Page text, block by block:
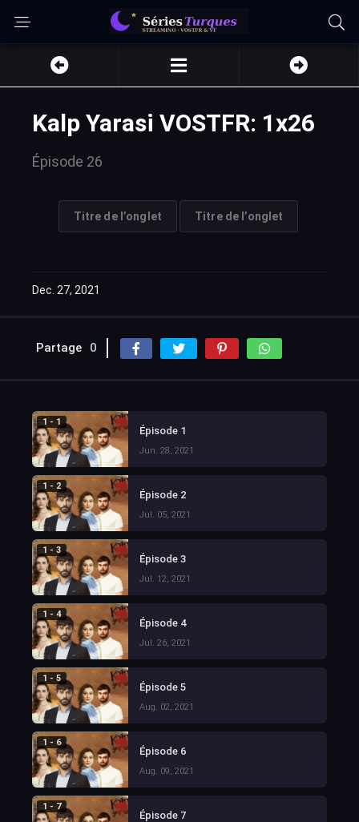
Kalp Yarasi VOSTFR: 1x26
Épisode 26
Titre de l’onglet Titre de l’onglet
Dec. 27, 2021
Partage 0
1 - 1
Épisode 1
Jun. 28, 2021
1 - 2
Épisode 2
Jul. 05, 2021
1 - 3
Épisode 3
Jul. 12, 2021
1 - 4
Épisode 4
Jul. 26, 2021
1 - 5
Épisode 5
Aug. 02, 2021
1 - 6
Épisode 6
Aug. 09, 2021
1 - 7
Épisode 7